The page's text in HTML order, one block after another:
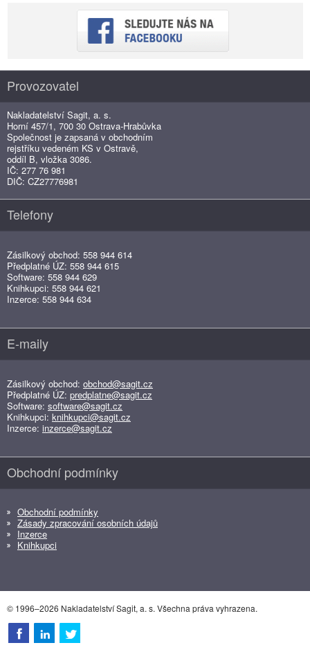
Provozovatel
Nakladatelství Sagit, a. s.
Horní 457/1, 700 30 Ostrava-Hrabůvka
Společnost je zapsaná v obchodním
rejstříku vedeném KS v Ostravě,
oddíl B, vložka 3086.
IČ: 277 76 981
DIČ: CZ27776981
Telefony
Zásilkový obchod: 558 944 614
Předplatné ÚZ: 558 944 615
Software: 558 944 629
Knihkupci: 558 944 621
Inzerce: 558 944 634
E-maily
Zásilkový obchod: obchod@sagit.cz
Předplatné ÚZ: predplatne@sagit.cz
Software: software@sagit.cz
Knihkupci: knihkupci@sagit.cz
Inzerce: inzerce@sagit.cz
Obchodní podmínky
Obchodní podmínky
Zásady zpracování osobních údajů
Inzerce
Knihkupci
© 1996–2026 Nakladatelství Sagit, a. s. Všechna práva vyhrazena.